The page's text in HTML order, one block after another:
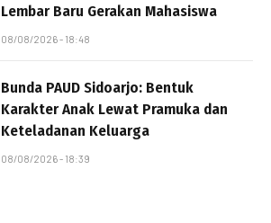
Lembar Baru Gerakan Mahasiswa
08/08/2026 - 18:48
Bunda PAUD Sidoarjo: Bentuk
Karakter Anak Lewat Pramuka dan
Keteladanan Keluarga
08/08/2026 - 18:39